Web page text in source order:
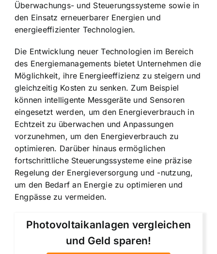
Überwachungs- und Steuerungssysteme sowie in
den Einsatz erneuerbarer Energien und
energieeffizienter Technologien.
Die Entwicklung neuer Technologien im Bereich
des Energiemanagements bietet Unternehmen die
Möglichkeit, ihre Energieeffizienz zu steigern und
gleichzeitig Kosten zu senken. Zum Beispiel
können intelligente Messgeräte und Sensoren
eingesetzt werden, um den Energieverbrauch in
Echtzeit zu überwachen und Anpassungen
vorzunehmen, um den Energieverbrauch zu
optimieren. Darüber hinaus ermöglichen
fortschrittliche Steuerungssysteme eine präzise
Regelung der Energieversorgung und -nutzung,
um den Bedarf an Energie zu optimieren und
Engpässe zu vermeiden.
Photovoltaikanlagen vergleichen
und Geld sparen!